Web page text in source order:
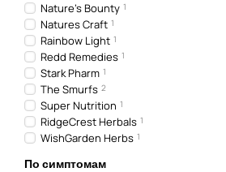
Nature's Bounty 1
Natures Craft 1
Rainbow Light 1
Redd Remedies 1
Stark Pharm 1
The Smurfs 2
Super Nutrition 1
RidgeCrest Herbals 1
WishGarden Herbs 1
По симптомам